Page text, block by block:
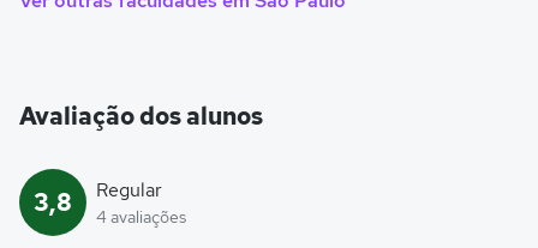
Avaliação dos alunos
3,8 Regular
4 avaliações